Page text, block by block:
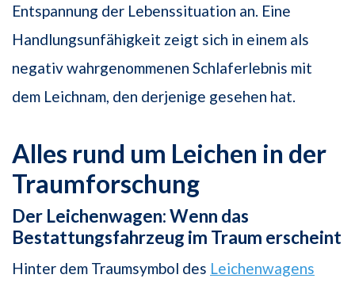
Entspannung der Lebenssituation an. Eine
Handlungsunfähigkeit zeigt sich in einem als
negativ wahrgenommenen Schlaferlebnis mit
dem Leichnam, den derjenige gesehen hat.
Alles rund um Leichen in der
Traumforschung
Der Leichenwagen: Wenn das
Bestattungsfahrzeug im Traum erscheint
Hinter dem Traumsymbol des Leichenwagens